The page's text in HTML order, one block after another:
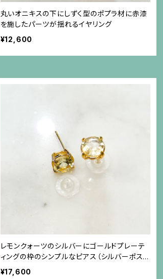
丸いオニキスの下にしずく型のポプラ材に赤漆
を施したパーツが揺れるイヤリング
¥12,600
レモンクォーツのシルバーにゴールドプレーテ
ィングの枠のシンプルなピアス（シルバーポス
ト）
¥17,600